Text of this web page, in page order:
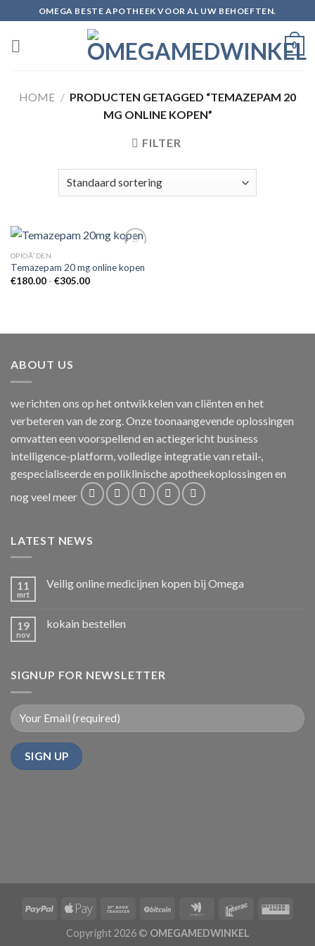
to
content
OMEGA BESTE APOTHEEK VOOR AL UW BEHOEFTEN.
0
HOME / PRODUCTEN GETAGGED “TEMAZEPAM 20
MG ONLINE KOPEN”
FILTER
OPIOÃ¯DEN
Temazepam 20 mg online kopen
€180.00 - €305.00Prijsklasse:
ABOUT US
we richten ons op het ontwikkelen van cliënten en het
verbeteren van de zorg. Onze toonaangevende oplossingen
omvatten een voorspellend en actiegericht business
intelligence-platform, volledige integratie van retail-,
gespecialiseerde en poliklinische apotheekoplossingen en
nog veel meer
LATEST NEWS
11
mrt
Veilig online medicijnen kopen bij Omega
19
nov
kokain bestellen
SIGNUP FOR NEWSLETTER
Copyright 2026 © OMEGAMEDWINKEL